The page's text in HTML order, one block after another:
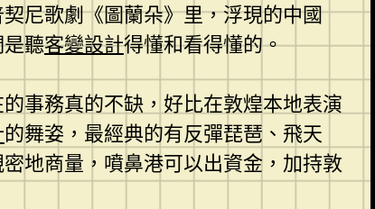
尼歌劇《圖蘭朵》里，浮現的中國
聽客變設計得懂和看得懂的。
事務真的不缺，好比在敦煌本地表演
的舞姿，最經典的有反彈琵琶、飛天
地商量，噴鼻港可以出資金，加持敦